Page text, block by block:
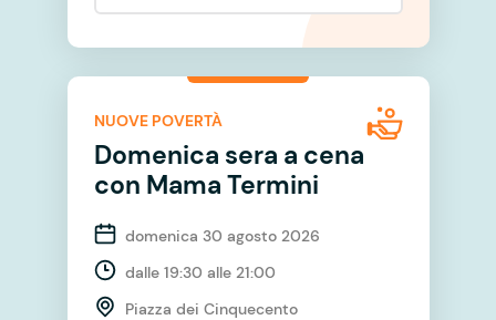
NUOVE POVERTÀ
Domenica sera a cena
con Mama Termini
domenica 30 agosto 2026
dalle 19:30 alle 21:00
Piazza dei Cinquecento